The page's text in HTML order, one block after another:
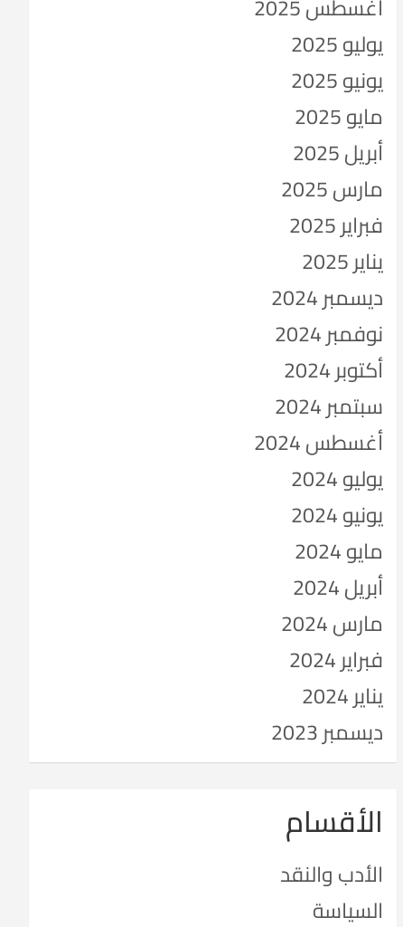
يوليو 2025
يونيو 2025
مايو 2025
أبريل 2025
مارس 2025
فبراير 2025
يناير 2025
ديسمبر 2024
نوفمبر 2024
أكتوبر 2024
سبتمبر 2024
أغسطس 2024
يوليو 2024
يونيو 2024
مايو 2024
أبريل 2024
مارس 2024
فبراير 2024
يناير 2024
ديسمبر 2023
الأقسام
الأدب والنقد
السياسة